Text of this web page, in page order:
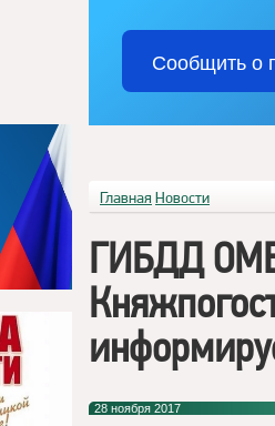
Сообщить о
Главная Новости
ГИБДД
28 ноября 2017